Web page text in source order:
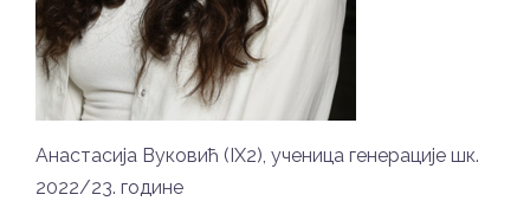
Анастасија Вуковић (IX2), ученица генерације шк.
2022/23. године